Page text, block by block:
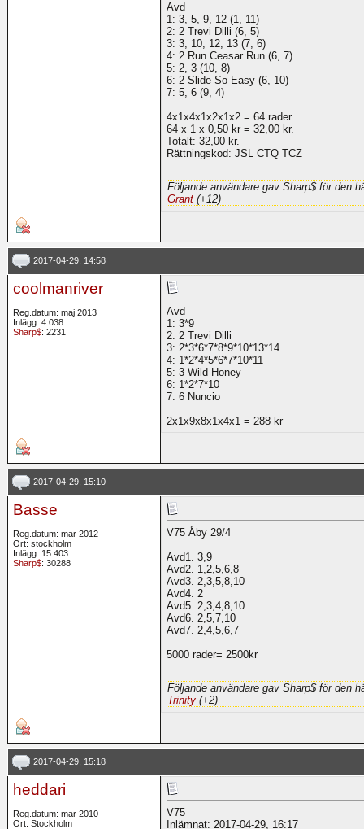
Avd
1: 3, 5, 9, 12 (1, 11)
2: 2 Trevi Dilli (6, 5)
3: 3, 10, 12, 13 (7, 6)
4: 2 Run Ceasar Run (6, 7)
5: 2, 3 (10, 8)
6: 2 Slide So Easy (6, 10)
7: 5, 6 (9, 4)
4x1x4x1x2x1x2 = 64 rader.
64 x 1 x 0,50 kr = 32,00 kr.
Totalt: 32,00 kr.
Rättningskod: JSL CTQ TCZ
Följande användare gav Sharp$ för den
Grant (+12)
2017-04-29, 14:58
coolmanriver
Reg.datum: maj 2013
Inlägg: 4 038
Sharp$: 2231
Avd
1: 3*9
2: 2 Trevi Dilli
3: 2*3*6*7*8*9*10*13*14
4: 1*2*4*5*6*7*10*11
5: 3 Wild Honey
6: 1*2*7*10
7: 6 Nuncio
2x1x9x8x1x4x1 = 288 kr
2017-04-29, 15:10
Basse
Reg.datum: mar 2012
Ort: stockholm
Inlägg: 15 403
Sharp$: 30288
V75 Åby 29/4
Avd1. 3,9
Avd2. 1,2,5,6,8
Avd3. 2,3,5,8,10
Avd4. 2
Avd5. 2,3,4,8,10
Avd6. 2,5,7,10
Avd7. 2,4,5,6,7
5000 rader= 2500kr
Följande användare gav Sharp$ för den
Trinity (+2)
2017-04-29, 15:18
heddari
Reg.datum: mar 2010
Ort: Stockholm
V75
Inlämnat: 2017-04-29, 16:17